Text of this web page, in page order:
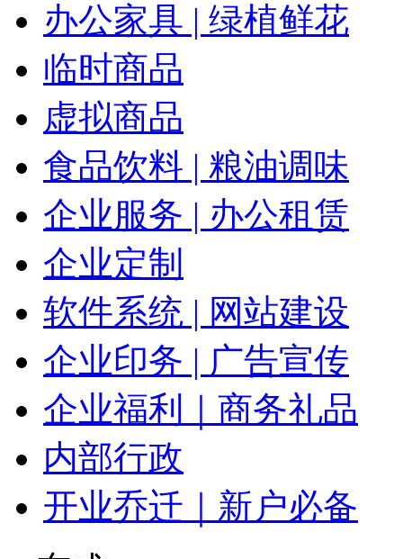
办公家具 | 绿植鲜花
临时商品
虚拟商品
食品饮料 | 粮油调味
企业服务 | 办公租赁
企业定制
软件系统 | 网站建设
企业印务 | 广告宣传
企业福利｜商务礼品
内部行政
开业乔迁｜新户必备